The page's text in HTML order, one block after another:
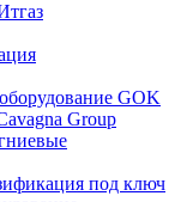
GOK
Group
под ключ